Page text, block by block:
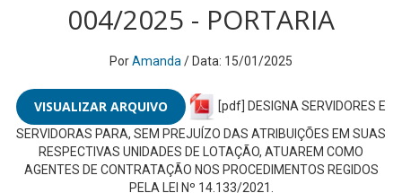
004/2025 - PORTARIA
PorAmanda / Data: 15/01/2025
VISUALIZAR ARQUIVO
[pdf] DESIGNA SERVIDORES E
SERVIDORAS PARA, SEM PREJUÍZO DAS ATRIBUIÇÕES EM SUAS
RESPECTIVAS UNIDADES DE LOTAÇÃO, ATUAREM COMO
AGENTES DE CONTRATAÇÃO NOS PROCEDIMENTOS REGIDOS
PELA LEI Nº 14.133/2021.